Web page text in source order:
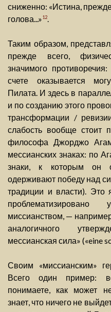
сниженно: «Истина,
голова...»12.
Таким образом,
прежде всего,
значимого
счете оказывается
Пилата. И здесь в
и по созданию этого
трансформации /
слабость вообще стоит
философа Джорджо
мессианских знаках: по
знаки, к которым он
одерживают победу над
традиции и власти). Это
проблематизировано
миссианством, —
аналогичного
мессианская сила» («eine
Своим «миссианским»
Всего один пример:
понимаете, как может
знает, что ничего не